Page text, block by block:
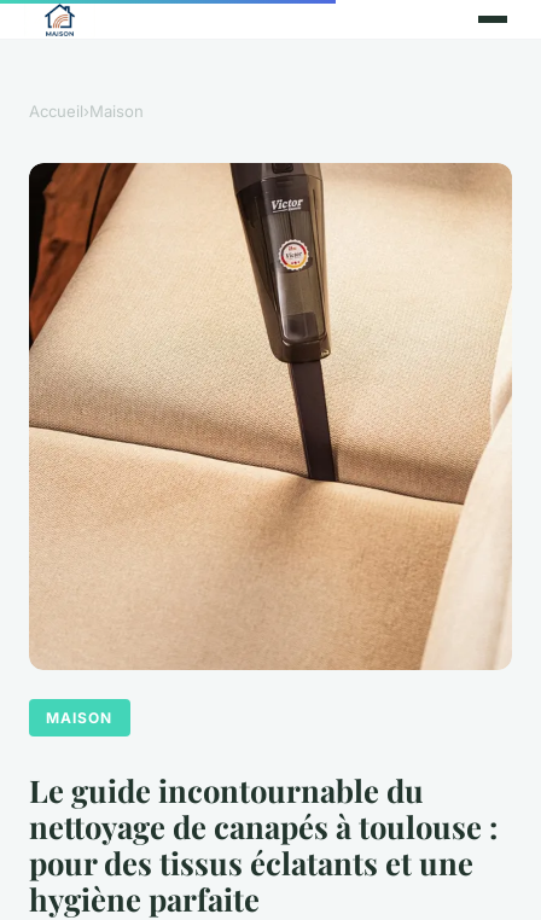
Accueil›Maison
MAISON
Le guide incontournable du
nettoyage de canapés à toulouse :
pour des tissus éclatants et une
hygiène parfaite